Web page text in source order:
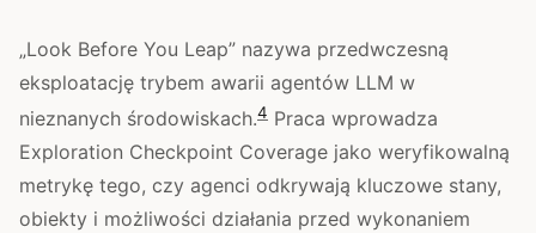
„Look Before You Leap” nazywa przedwczesną
eksploatację trybem awarii agentów LLM w
nieznanych środowiskach.4 Praca wprowadza
Exploration Checkpoint Coverage jako weryfikowalną
metrykę tego, czy agenci odkrywają kluczowe stany,
obiekty i możliwości działania przed wykonaniem